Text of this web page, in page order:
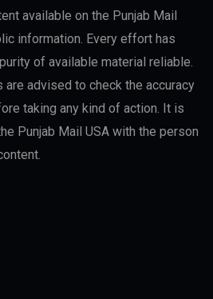
available on the Punjab Mail
information. Every effort has
of available material reliable.
are advised to check the accuracy
taking any kind of action. It is
Punjab Mail USA with the person